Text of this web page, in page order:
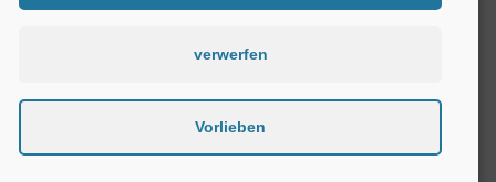
Datenschutzordnung Stolz präsentiert von WordPress
verwerfen
Vorlieben